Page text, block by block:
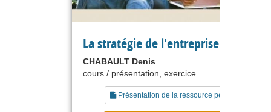
La stratégie de l'entreprise
CHABAULT Denis
cours / présentation, exercice
Présentation de la ressource pédagogique